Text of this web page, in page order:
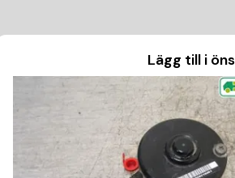
Lägg till i